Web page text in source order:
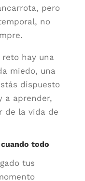
pero
no
reto hay una
miedo, una
dispuesto
a aprender,
de la vida de
todo
tus